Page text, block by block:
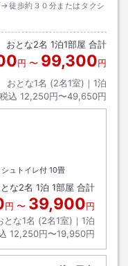
徒歩約３０分またはタクシ
おとな2名 1泊1部屋 合計
円 〜 99,300円
おとな1名 (2名1室)｜ 1泊
税込 12,250円〜49,650円
ュトイレ付 10畳
な2名 1泊 1部屋 合計
円 〜 39,900円
とな1名 (2名1室)｜ 1泊
12,250円〜19,950円